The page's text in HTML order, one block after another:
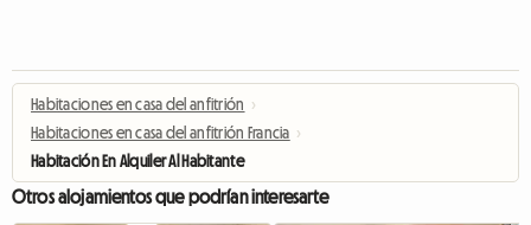
Habitaciones en casa del anfitrión ›
Habitaciones en casa del anfitrión Francia ›
Habitación En Alquiler Al Habitante
Otros alojamientos que podrían interesarte